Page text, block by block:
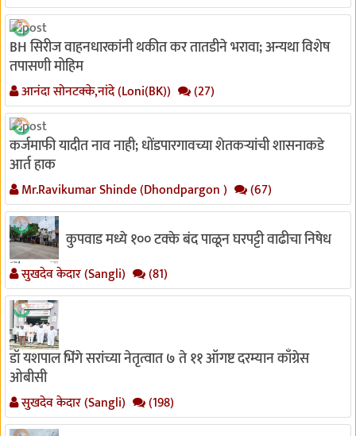
BH सिरीज वाहनधारकांनी थकीत कर तातडीने भरावा; अन्यथा विशेष
तपासणी मोहिम
आनंदा सोनटक्के,नांदे (Loni(BK)) (27)
कर्जमाफी यादीत नाव नाही; धोंडपारगावच्या शेतकऱ्यांची शासनाकडे
आर्त हाक
Mr.Ravikumar Shinde (Dhondpargon ) (67)
कुपवाड मध्ये १०० टक्के बंद पाळून घरपट्टी वाढीचा निषेध
सुखदेव केदार (Sangli) (81)
डॉ यशपाल भिंगे सरांच्या नेतृत्वात ७ ते ११ ऑगष्ट दरम्यान काँग्रेस
ओबीसी
सुखदेव केदार (Sangli) (198)